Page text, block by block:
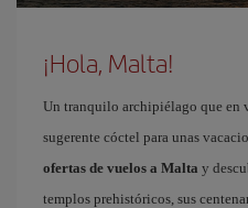
¡Hola, Malta!
Un tranquilo archipiélago que en
sugerente cóctel para unas
ofertas de vuelos a Malta y
templos prehistóricos, sus